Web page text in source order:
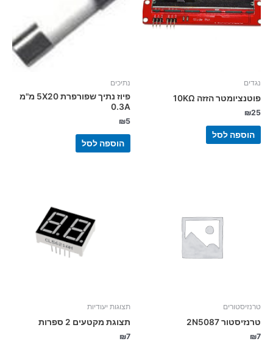
נגדים
פוטנציומטר הזזה 10KΩ
₪25
הוספה לסל
נתיכים
פיוז נתיך שפורפרת 5X20 מ"מ
0.3A
₪5
הוספה לסל
טרנזיסטורים
טרנזיסטור 2N5087
₪7
תצוגות יעודיות
תצוגת מקטעים 2 ספרות
₪7